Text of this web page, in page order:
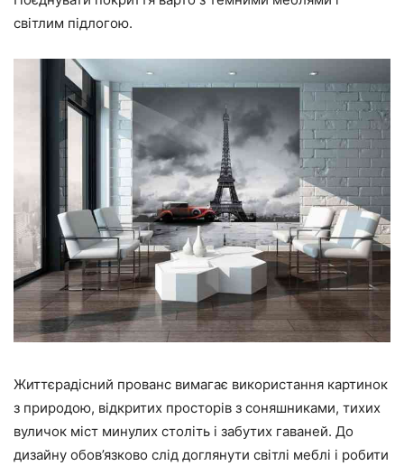
світлим підлогою.
Життєрадісний прованс вимагає використання картинок
з природою, відкритих просторів з соняшниками, тихих
вуличок міст минулих століть і забутих гаваней. До
дизайну обов’язково слід доглянути світлі меблі і робити